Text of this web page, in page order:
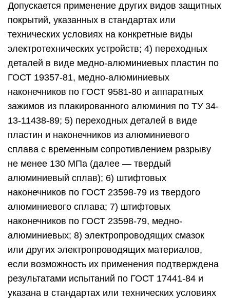
Допускается применение других видов защитных
покрытий, указанных в стандартах или
технических условиях на конкретные виды
электротехнических устройств; 4) переходных
деталей в виде медно-алюминиевых пластин по
ГОСТ 19357-81, медно-алюминиевых
наконечников по ГОСТ 9581-80 и аппаратных
зажимов из плакированного алюминия по ТУ 34-
13-11438-89; 5) переходных деталей в виде
пластин и наконечников из алюминиевого
сплава с временным сопротивлением разрыву
не менее 130 МПа (далее — твердый
алюминиевый сплав); 6) штифтовых
наконечников по ГОСТ 23598-79 из твердого
алюминиевого сплава; 7) штифтовых
наконечников по ГОСТ 23598-79, медно-
алюминиевых; 8) электропроводящих смазок
или других электропроводящих материалов,
если возможность их применения подтверждена
результатами испытаний по ГОСТ 17441-84 и
указана в стандартах или технических условиях